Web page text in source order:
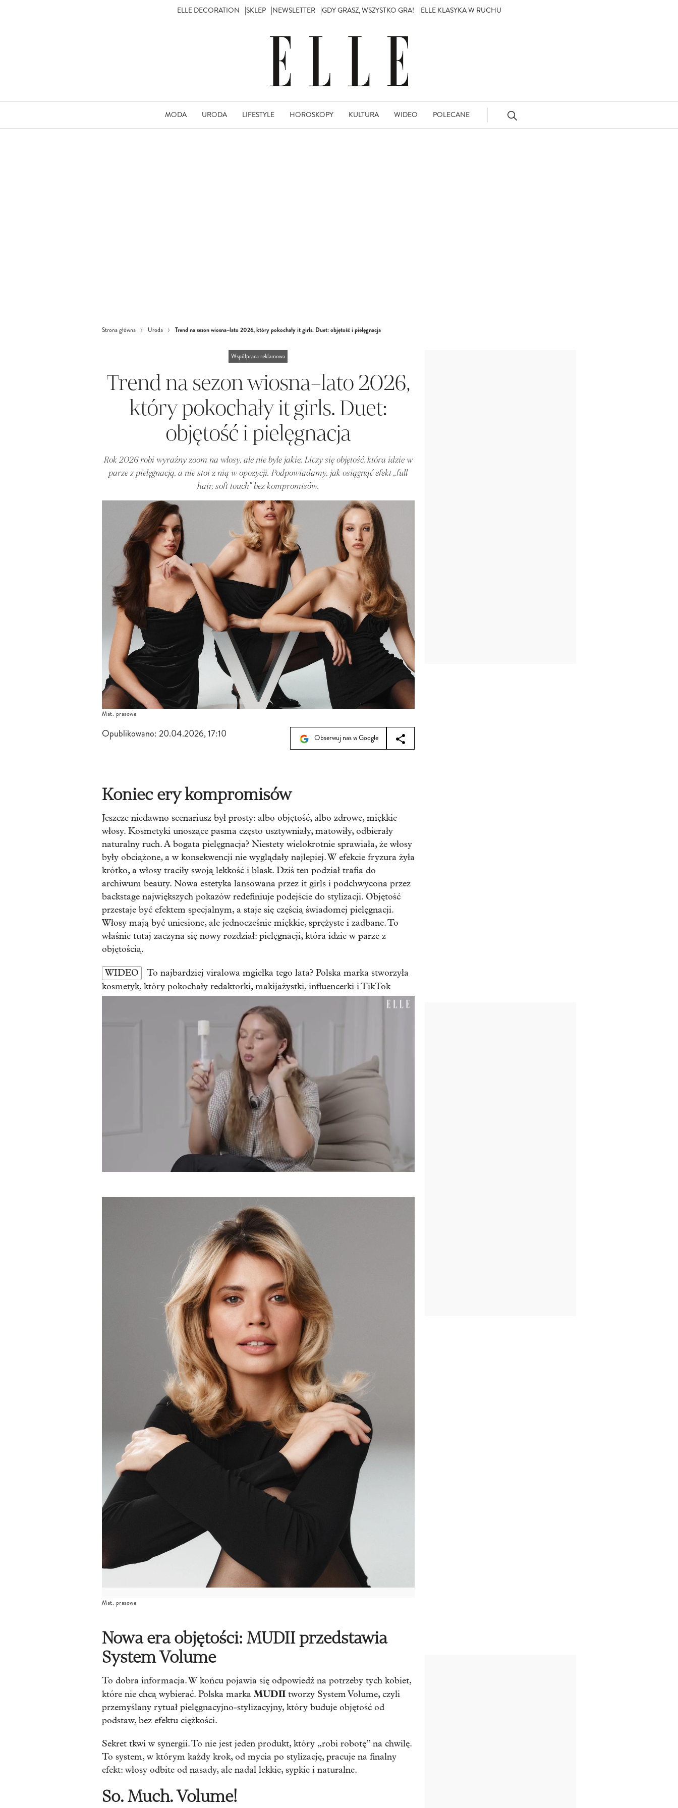
ELLE DECORATION SKLEP NEWSLETTER GDY GRASZ, WSZYSTKO GRA! ELLE KLASYKA W RUCHU
MODA URODA LIFESTYLE HOROSKOPY KULTURA WIDEO POLECANE
Strona główna Uroda Trend na sezon wiosna–lato 2026, który pokochały it girls. Duet: objętość i pielęgnacja
Współpraca reklamowa
Trend na sezon wiosna–lato 2026,
który pokochały it girls. Duet:
objętość i pielęgnacja
Rok 2026 robi wyraźny zoom na włosy, ale nie byle jakie. Liczy się objętość, która idzie w
parze z pielęgnacją, a nie stoi z nią w opozycji. Podpowiadamy, jak osiągnąć efekt „full
hair, soft touch” bez kompromisów.
Mat. prasowe
Opublikowano:20.04.2026, 17:10 Obserwuj nas w Google
Koniec ery kompromisów
Jeszcze niedawno scenariusz był prosty: albo objętość, albo zdrowe, miękkie
włosy. Kosmetyki unoszące pasma często usztywniały, matowiły, odbierały
naturalny ruch. A bogata pielęgnacja? Niestety wielokrotnie sprawiała, że włosy
były obciążone, a w konsekwencji nie wyglądały najlepiej. W efekcie fryzura żyła
krótko, a włosy traciły swoją lekkość i blask. Dziś ten podział trafia do
archiwum beauty. Nowa estetyka lansowana przez it girls i podchwycona przez
backstage największych pokazów redefiniuje podejście do stylizacji. Objętość
przestaje być efektem specjalnym, a staje się częścią świadomej pielęgnacji.
Włosy mają być uniesione, ale jednocześnie miękkie, sprężyste i zadbane. To
właśnie tutaj zaczyna się nowy rozdział: pielęgnacji, która idzie w parze z
objętością.
WIDEO
To najbardziej viralowa mgiełka tego lata? Polska marka stworzyła
kosmetyk, który pokochały redaktorki, makijażystki, influencerki i TikTok
Mat. prasowe
Nowa era objętości: MUDII przedstawia
System Volume
To dobra informacja. W końcu pojawia się odpowiedź na potrzeby tych kobiet,
które nie chcą wybierać. Polska marka MUDII tworzy System Volume, czyli
przemyślany rytuał pielęgnacyjno-stylizacyjny, który buduje objętość od
podstaw, bez efektu ciężkości.
Sekret tkwi w synergii. To nie jest jeden produkt, który „robi robotę” na chwilę.
To system, w którym każdy krok, od mycia po stylizację, pracuje na finalny
efekt: włosy odbite od nasady, ale nadal lekkie, sypkie i naturalne.
So. Much. Volume!